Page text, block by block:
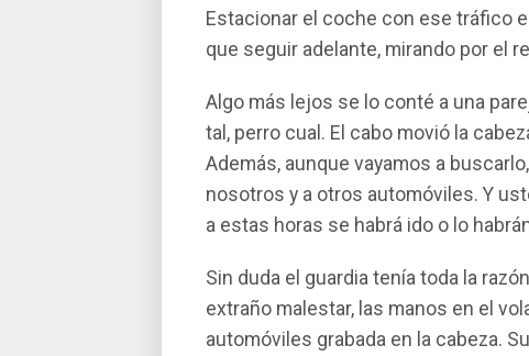
Estacionar el coche con ese tráfico
que seguir adelante, mirando por el
Algo más lejos se lo conté a una
tal, perro cual. El cabo movió la
Además, aunque vayamos a
nosotros y a otros automóviles. Y
a estas horas se habrá ido o lo
Sin duda el guardia tení­a toda la
extraño malestar, las manos en el
automóviles grabada en la cabeza.